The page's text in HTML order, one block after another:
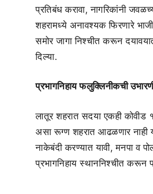
प्रतिबंध करावा, नागरिकांनी
शहरामध्ये अनावश्यक फिरणारे
समोर जागा निश्चीत करून
दिल्या.
प्रभागनिहाय फलुक्लिनीकची
लातूर शहरात सदया एकही कोवीड
असा रूग्ण शहरात आढळणार नाही
नाकेबंदी करण्यात यावी, मनपा व
प्रभागनिहाय स्थाननिश्चीत करून